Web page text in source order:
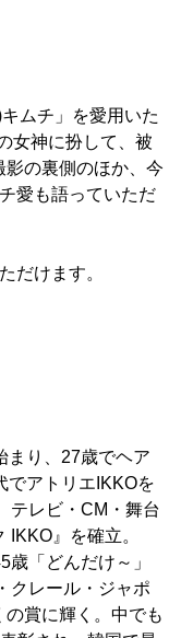
ムチ」を愛用いた
女神に扮して、被
影の裏側のほか、今
愛も語っていただ
だけます。
まり、27歳でヘア
でアトリエIKKOを
テレビ・CM・舞台
』を確立。
「どんだけ～」
クレール・ジャポ
賞に輝く。中でも